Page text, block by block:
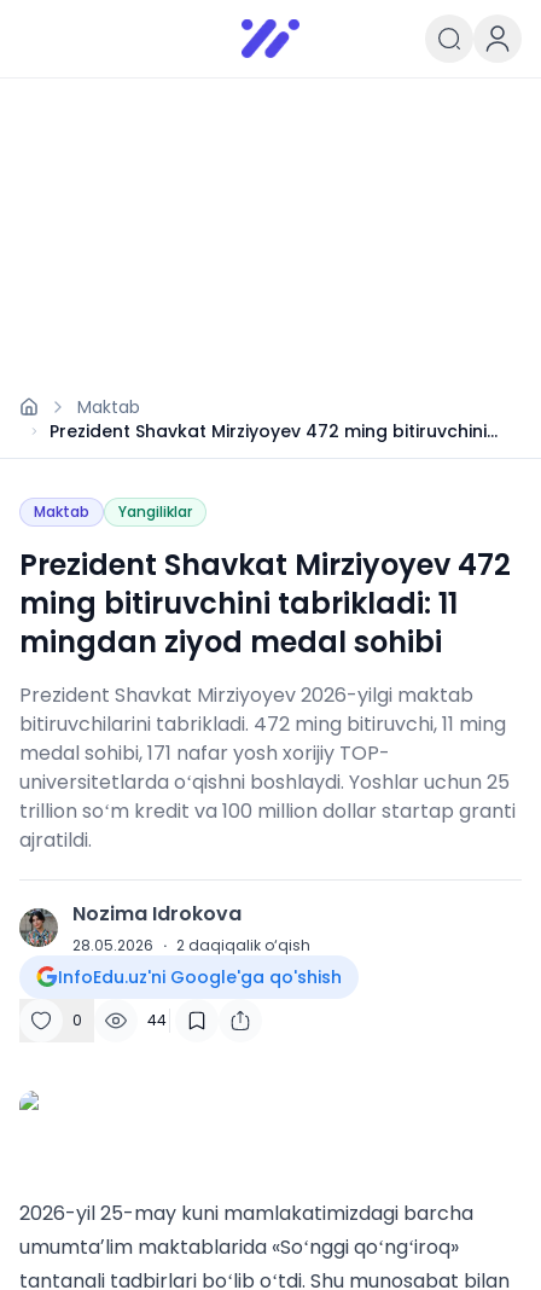
Infoedu
Ta&#039;lim xabarlari va
Maktab
Prezident Shavkat Mirziyoyev 472 ming bitiruvchini
tabrikladi: 11 mingdan ziyod medal sohibi
Maktab Yangiliklar
Prezident Shavkat Mirziyoyev 472
ming bitiruvchini tabrikladi: 11
mingdan ziyod medal sohibi
Prezident Shavkat Mirziyoyev 2026-yilgi maktab
bitiruvchilarini tabrikladi. 472 ming bitiruvchi, 11 ming
medal sohibi, 171 nafar yosh xorijiy TOP-
universitetlarda oʻqishni boshlaydi. Yoshlar uchun 25
trillion soʻm kredit va 100 million dollar startap granti
ajratildi.
N Nozima Idrokova
28.05.2026 · 2 daqiqalik o‘qish
InfoEdu.uz'ni Google'ga qo'shish
0 44
2026-yil 25-may kuni mamlakatimizdagi barcha
umumtaʼlim maktablarida «Soʻnggi qoʻngʻiroq»
tantanali tadbirlari boʻlib oʻtdi. Shu munosabat bilan